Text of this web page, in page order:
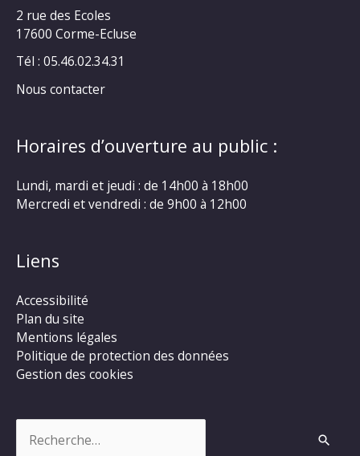
2 rue des Ecoles
17600 Corme-Ecluse
Tél : 05.46.02.34.31
Nous contacter
Horaires d’ouverture au public :
Lundi, mardi et jeudi : de 14h00 à 18h00
Mercredi et vendredi : de 9h00 à 12h00
Liens
Accessibilité
Plan du site
Mentions légales
Politique de protection des données
Gestion des cookies